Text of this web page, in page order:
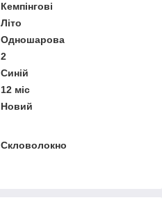
Кемпінгові
Літо
Одношарова
2
Синій
12 міс
Новий
Скловолокно